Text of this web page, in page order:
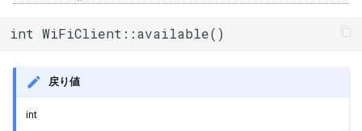
int WiFiClient::available()
戻り値
int